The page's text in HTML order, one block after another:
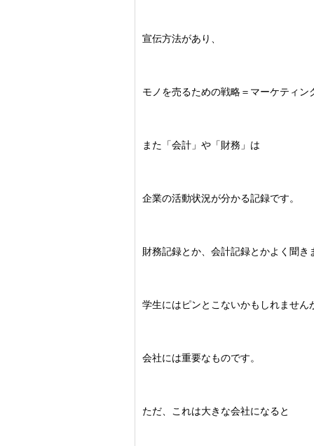
宣伝方法があり、
モノを売るための戦略＝マーケティン
また 「会計」や「財務」は
企業の活動状況が分かる記録です。
財務記録とか、会計記録とかよく聞き
学生にはピンとこないかもしれません
会社には重要なものです。
ただ、これは大きな会社になると